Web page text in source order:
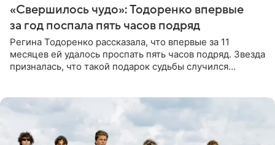
«Свершилось чудо»: Тодоренко впервые
за год поспала пять часов подряд
Регина Тодоренко рассказала, что впервые за 11
месяцев ей удалось проспать пять часов подряд. Звезда
призналась, что такой подарок судьбы случился